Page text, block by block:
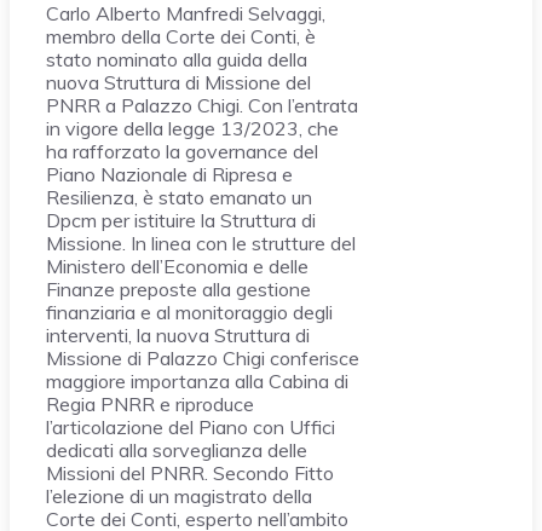
Carlo Alberto Manfredi Selvaggi,
membro della Corte dei Conti, è
stato nominato alla guida della
nuova Struttura di Missione del
PNRR a Palazzo Chigi. Con l’entrata
in vigore della legge 13/2023, che
ha rafforzato la governance del
Piano Nazionale di Ripresa e
Resilienza, è stato emanato un
Dpcm per istituire la Struttura di
Missione. In linea con le strutture del
Ministero dell’Economia e delle
Finanze preposte alla gestione
finanziaria e al monitoraggio degli
interventi, la nuova Struttura di
Missione di Palazzo Chigi conferisce
maggiore importanza alla Cabina di
Regia PNRR e riproduce
l’articolazione del Piano con Uffici
dedicati alla sorveglianza delle
Missioni del PNRR. Secondo Fitto
l’elezione di un magistrato della
Corte dei Conti, esperto nell’ambito